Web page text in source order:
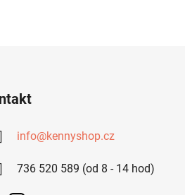
info@kennyshop.cz
736 520 589 (od 8 - 14 hod)